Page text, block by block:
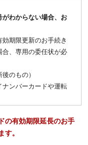
がわからない場合、お
期限更新のお手続き
合、専用の委任状が必
のもの）
ナンバーカードや運転
の有効期限延長のお手
す。